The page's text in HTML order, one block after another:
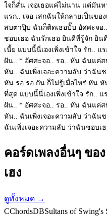
ใจก็สั่น เจอเธอแค่ไม่นาน แต่มันห
แรก.. เจอ เสกฉันให้กลายเป็นข
สบตาปุ๊บ ฉันก็ติดเธอปั๊บ อัศศะจอ
ชอบเธอ ฉันรักเธอ ยินดีที่รู้จัก ยิน
เนี้ย แบบนี้นี่เองเพิ่งเข้าใจ รัก.. แ
ฝัน.. * อัศศะจอ.. รอ.. หัน ฉันแค่
หัน.. ฉันเพิ่งเจอะความลับ ว่าฉัน
หัน รอ รอ กัน ก็ไม่รู้เมื่อไหร่ หัน
ที่สุด แบบนี้นี่เองเพิ่งเข้าใจ รัก.. แ
ฝัน.. * อัศศะจอ.. รอ.. หัน ฉันแค่
หัน.. ฉันเพิ่งเจอะความลับ ว่าฉัน
ฉันเพิ่งเจอะความลับ ว่าฉันชอบเ
คอร์ดเพลงอื่นๆ ขอ
เฮง
ดูทั้งหมด →
CChordsDBSultans of Swing's